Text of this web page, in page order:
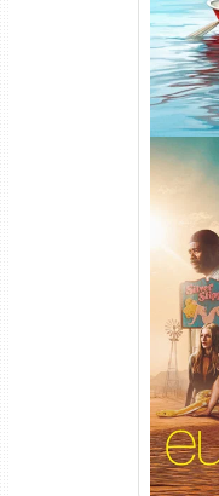
Torrent